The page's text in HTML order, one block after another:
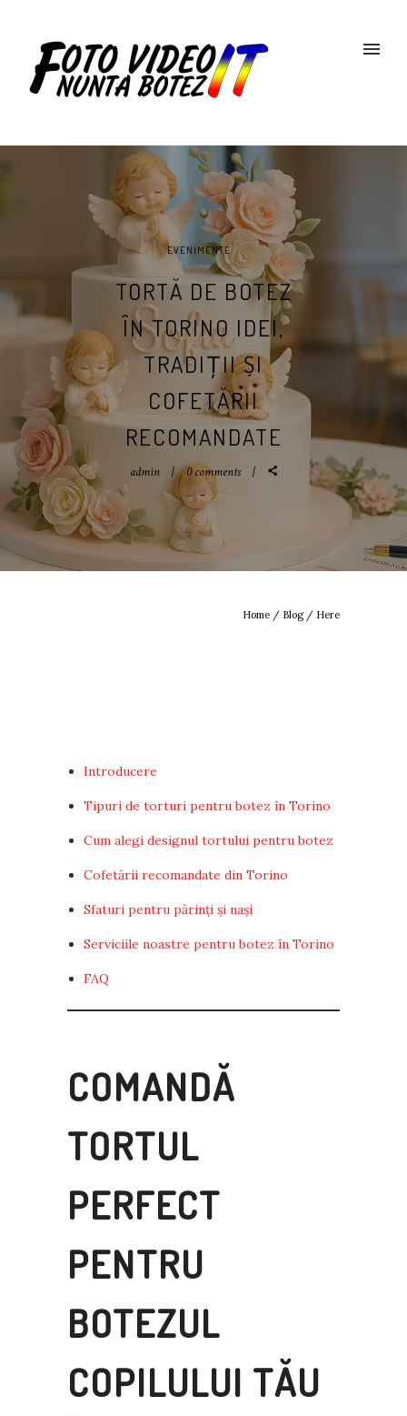
EVENIMENTE
TORTĂ DE BOTEZ
ÎN TORINO IDEI,
TRADIȚII ȘI
COFETĂRII
RECOMANDATE
admin 0 comments
Home / Blog/ Here
Introducere
Tipuri de torturi pentru botez în Torino
Cum alegi designul tortului pentru botez
Cofetării recomandate din Torino
Sfaturi pentru părinți și nași
Serviciile noastre pentru botez în Torino
FAQ
COMANDĂ
TORTUL
PERFECT
PENTRU
BOTEZUL
COPILULUI TĂU